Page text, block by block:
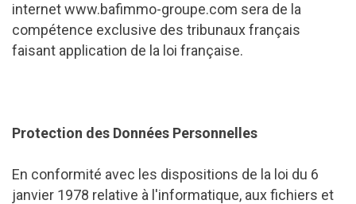
internet www.bafimmo-groupe.com sera de la
compétence exclusive des tribunaux français
faisant application de la loi française.
Protection des Données Personnelles
En conformité avec les dispositions de la loi du 6
janvier 1978 relative à l'informatique, aux fichiers et